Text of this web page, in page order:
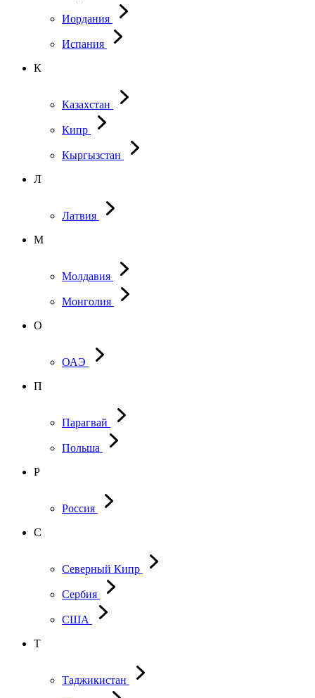
Иордания
Испания
К
Казахстан
Кипр
Кыргызстан
Л
Латвия
М
Молдавия
Монголия
О
ОАЭ
П
Парагвай
Польша
Р
Россия
С
Северный Кипр
Сербия
США
Т
Таджикистан